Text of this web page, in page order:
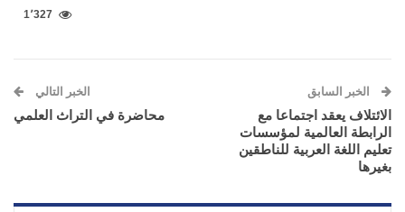
1٬327
الخبر السابق
الائتلاف يعقد اجتماعا مع
الرابطة العالمية لمؤسسات
تعليم اللغة العربية للناطقين
بغيرها
الخبر التالي
محاضرة في التراث العلمي‎